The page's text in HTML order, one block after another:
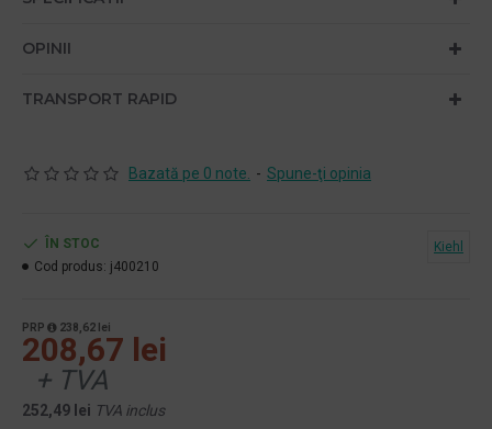
OPINII
TRANSPORT RAPID
Bazată pe 0 note. - Spune-ţi opinia
PRP 238,62 lei
208,67 lei
+ TVA
252,49 lei TVA inclus
ÎN STOC
Cod produs: j400210
Kiehl